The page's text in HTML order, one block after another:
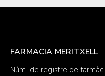
FARMACIA MERITXELL
Núm. de registre de